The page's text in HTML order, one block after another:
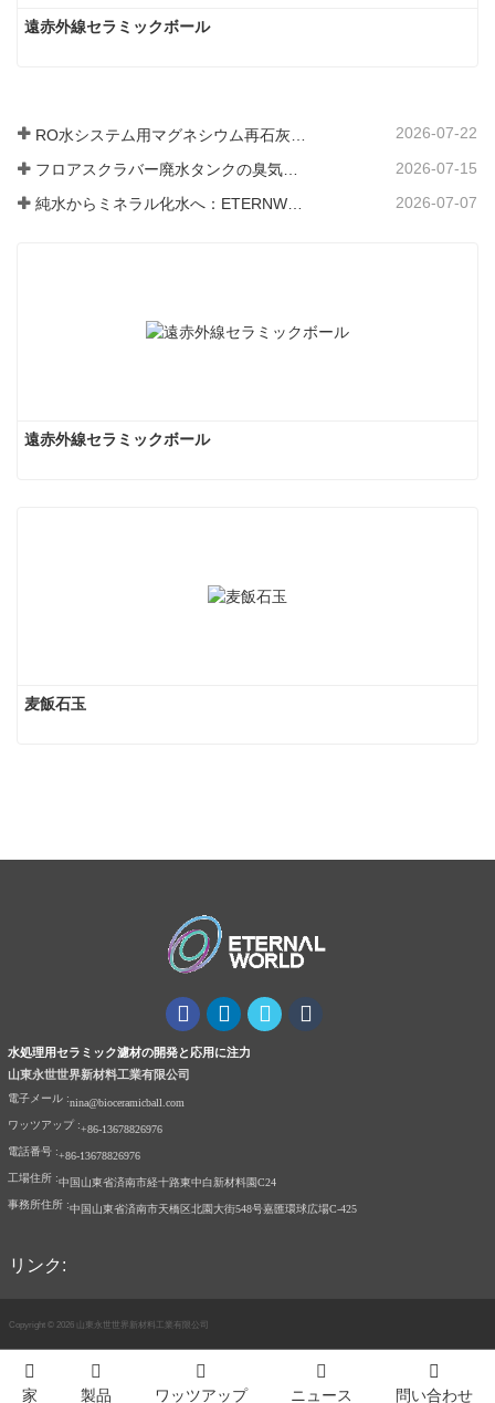
遠赤外線セラミックボール
2026-07-22
2026-07-15
2026-07-07
遠赤外線セラミックボール
麦飯石玉
水処理用セラミック濾材の開発と応用に注力
山東永世世界新材料工業有限公司
電子メール :nina@bioceramicball.com
ワッツアップ :+86-13678826976
電話番号 :+86-13678826976
工場住所 :中国山東省済南市経十路東中白新材料園C24
事務所住所 :中国山東省済南市天橋区北園大街548号嘉匯環球広場C-425
リンク:
Copyright © 2026 山東永世世界新材料工業有限公司
Index
家 製品 ワッツアップ ニュース 問い合わせ